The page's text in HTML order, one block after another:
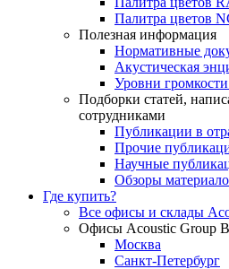
Палитра цветов
Полезная информация
Нормативные
Акустическая
Уровни
Подборки статей,
сотрудниками
Публикации в
Прочие
Научные
Обзоры
Где купить?
Все офисы и склады
Офисы Acoustic Group
Москва
Санкт-Петербург